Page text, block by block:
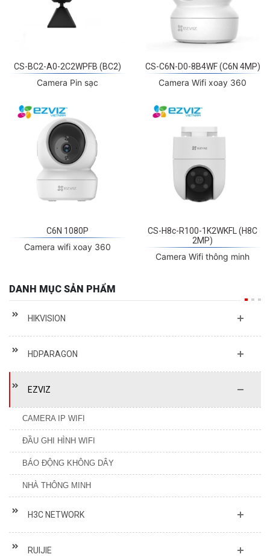
Camera Pin sạc Camera Wifi xoay 360
Camera wifi xoay 360
2MP)
Camera Wifi thông minh
DANH MỤC SẢN PHẨM
CAMERA IP WIFI
ĐẦU GHI HÌNH WIFI
BÁO ĐỘNG KHÔNG DÂY
NHÀ THÔNG MINH